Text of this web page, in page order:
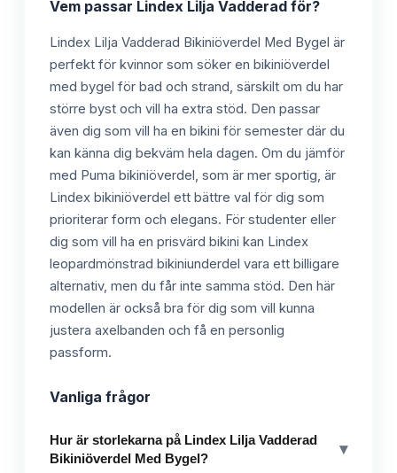
Vem passar Lindex Lilja Vadderad för?
Lindex Lilja Vadderad Bikiniöverdel Med Bygel är
perfekt för kvinnor som söker en bikiniöverdel
med bygel för bad och strand, särskilt om du har
större byst och vill ha extra stöd. Den passar
även dig som vill ha en bikini för semester där du
kan känna dig bekväm hela dagen. Om du jämför
med Puma bikiniöverdel, som är mer sportig, är
Lindex bikiniöverdel ett bättre val för dig som
prioriterar form och elegans. För studenter eller
dig som vill ha en prisvärd bikini kan Lindex
leopardmönstrad bikiniunderdel vara ett billigare
alternativ, men du får inte samma stöd. Den här
modellen är också bra för dig som vill kunna
justera axelbanden och få en personlig
passform.
Vanliga frågor
Hur är storlekarna på Lindex Lilja Vadderad
Bikiniöverdel Med Bygel?
▾